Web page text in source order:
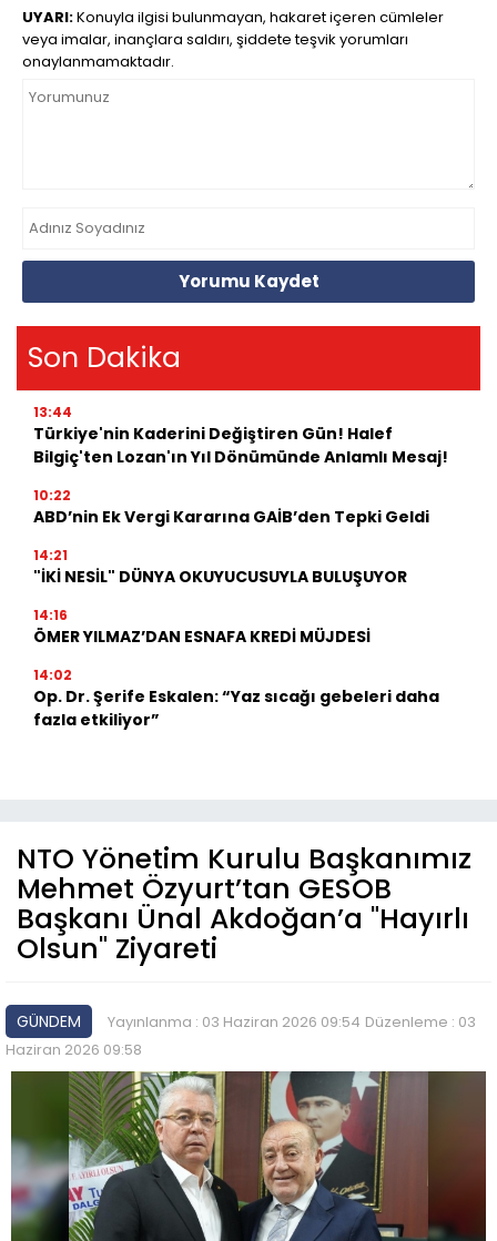
UYARI:Konuyla ilgisi bulunmayan, hakaret içeren cümleler
veya imalar, inançlara saldırı, şiddete teşvik yorumları
onaylanmamaktadır.
Yorumu Kaydet
Son Dakika
13:44
Türkiye'nin Kaderini Değiştiren Gün! Halef
Bilgiç'ten Lozan'ın Yıl Dönümünde Anlamlı Mesaj!
10:22
ABD’nin Ek Vergi Kararına GAİB’den Tepki Geldi
14:21
"İKİ NESİL" DÜNYA OKUYUCUSUYLA BULUŞUYOR
14:16
ÖMER YILMAZ’DAN ESNAFA KREDİ MÜJDESİ
14:02
Op. Dr. Şerife Eskalen: “Yaz sıcağı gebeleri daha
fazla etkiliyor”
NTO Yönetim Kurulu Başkanımız
Mehmet Özyurt’tan GESOB
Başkanı Ünal Akdoğan’a "Hayırlı
Olsun" Ziyareti
GÜNDEM Yayınlanma : 03 Haziran 2026 09:54 Düzenleme : 03
Haziran 2026 09:58